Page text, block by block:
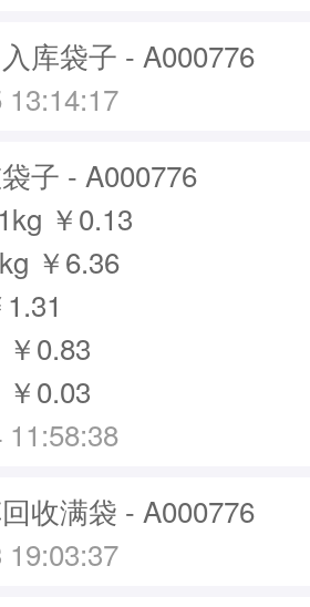
库袋子 - A000776
13:14:17
子 - A000776
￥0.13
￥6.36
0.83
0.03
11:58:38
收满袋 - A000776
19:03:37